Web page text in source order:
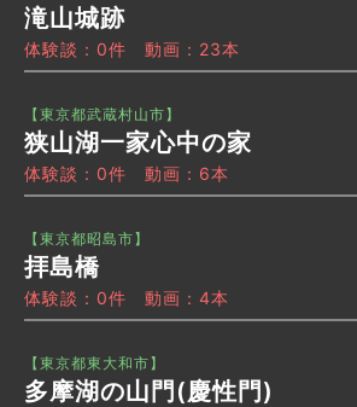
滝山城跡
体験談：0件 動画：23本
【東京都武蔵村山市】
狭山湖一家心中の家
体験談：0件 動画：6本
【東京都昭島市】
拝島橋
体験談：0件 動画：4本
【東京都東大和市】
多摩湖の山門(慶性門)